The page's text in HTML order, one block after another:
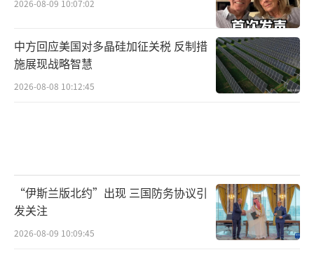
2026-08-09 10:07:02
中方回应美国对多晶硅加征关税 反制措
施展现战略智慧
2026-08-08 10:12:45
“伊斯兰版北约”出现 三国防务协议引
发关注
2026-08-09 10:09:45